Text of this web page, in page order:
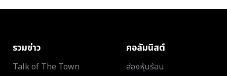
รวมข่าว
Talk of The Town
คอลัมนิสต์
ส่องหุ้นร้อน